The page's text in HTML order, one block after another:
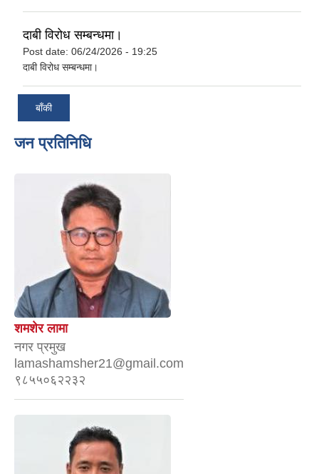
दाबी विरोध सम्बन्धमा।
Post date: 06/24/2026 - 19:25
दाबी विरोध सम्बन्धमा।
बाँकी
जन प्रतिनिधि
शमशेर लामा
नगर प्रमुख
lamashamsher21@gmail.com
९८५५०६२२३२